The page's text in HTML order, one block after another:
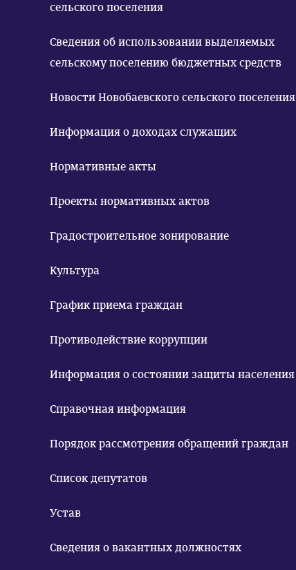
сельского поселения
Сведения об использовании выделяемых
сельскому поселению бюджетных средств
Новости Новобаевского сельского поселения
Информация о доходах служащих
Нормативные акты
Проекты нормативных актов
Градостроительное зонирование
Культура
График приема граждан
Противодействие коррупции
Информация о состоянии защиты населения
Справочная информация
Порядок рассмотрения обращений граждан
Список депутатов
Устав
Сведения о вакантных должностях